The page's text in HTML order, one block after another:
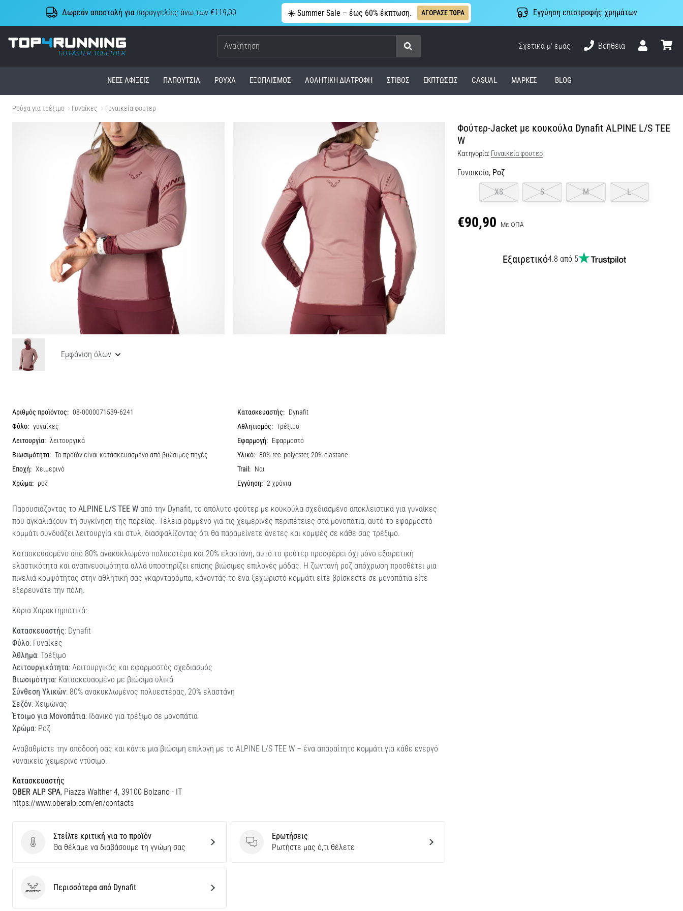
Δωρεάν αποστολή γιαπαραγγελίες άνω των €119,00 ☀️ Summer Sale – έως 60% έκπτωση. ΑΓΟΡΑΣΕ ΤΩΡΑ Εγγύηση επιστροφής χρημάτων
Top4Running.cy
Αναζήτηση
Σχετικά μ' εμάς
Βοήθεια
ΝΈΕΣ ΑΦΊΞΕΙΣ ΠΑΠΟΎΤΣΙΑ ΡΟΎΧΑ ΕΞΟΠΛΙΣΜΌΣ ΑΘΛΗΤΙΚΉ ΔΙΑΤΡΟΦΉ ΣΤΊΒΟΣ ΕΚΠΤΩΣΕΙΣ CASUAL ΜΆΡΚΕΣ BLOG
Ρούχα για τρέξιμο Γυναίκες Γυναικεία φουτερ
Φούτερ-Jacket με κουκούλα Dynafit ALPINE L/S TEE
W
Κατηγορία: Γυναικεία φουτερ
Γυναικεία, Ροζ
XS
S M L
€90,90 Με ΦΠΑ
Εξαιρετικό4.8 από 5
Εμφάνιση όλων
Αριθμός προϊόντος: 08-0000071539-6241 Κατασκευαστής: Dynafit
Φύλο: γυναίκες Αθλητισμός: Τρέξιμο
Λειτουργία: λειτουργικά Εφαρμογή: Εφαρμοστό
Βιωσιμότητα: Το προϊόν είναι κατασκευασμένο από βιώσιμες πηγές Υλικό: 80% rec. polyester, 20% elastane
Εποχή: Χειμερινό Trail: Ναι
Χρώμα: ροζ Εγγύηση: 2 χρόνια
Παρουσιάζοντας το ALPINE L/S TEE W από την Dynafit, το απόλυτο φούτερ με κουκούλα σχεδιασμένο αποκλειστικά για γυναίκες
που αγκαλιάζουν τη συγκίνηση της πορείας. Τέλεια ραμμένο για τις χειμερινές περιπέτειες στα μονοπάτια, αυτό το εφαρμοστό
κομμάτι συνδυάζει λειτουργία και στυλ, διασφαλίζοντας ότι θα παραμείνετε άνετες και κομψές σε κάθε σας τρέξιμο.
Κατασκευασμένο από 80% ανακυκλωμένο πολυεστέρα και 20% ελαστάνη, αυτό το φούτερ προσφέρει όχι μόνο εξαιρετική
ελαστικότητα και αναπνευσιμότητα αλλά υποστηρίζει επίσης βιώσιμες επιλογές μόδας. Η ζωντανή ροζ απόχρωση προσθέτει μια
πινελιά κομψότητας στην αθλητική σας γκαρνταρόμπα, κάνοντάς το ένα ξεχωριστό κομμάτι είτε βρίσκεστε σε μονοπάτια είτε
εξερευνάτε την πόλη.
Κύρια Χαρακτηριστικά:
Κατασκευαστής: Dynafit
Φύλο: Γυναίκες
Άθλημα: Τρέξιμο
Λειτουργικότητα: Λειτουργικός και εφαρμοστός σχεδιασμός
Βιωσιμότητα: Κατασκευασμένο με βιώσιμα υλικά
Σύνθεση Υλικών: 80% ανακυκλωμένος πολυεστέρας, 20% ελαστάνη
Σεζόν: Χειμώνας
Έτοιμο για Μονοπάτια: Ιδανικό για τρέξιμο σε μονοπάτια
Χρώμα: Ροζ
Αναβαθμίστε την απόδοσή σας και κάντε μια βιώσιμη επιλογή με το ALPINE L/S TEE W – ένα απαραίτητο κομμάτι για κάθε ενεργό
γυναικείο χειμερινό ντύσιμο.
Κατασκευαστής
OBER ALP SPA, Piazza Walther 4, 39100 Bolzano - IT
https://www.oberalp.com/en/contacts
Στείλτε κριτική για το προϊόν
Στείλτε κριτική για το προϊόν
Θα θέλαμε να διαβάσουμε τη γνώμη σας
Ερωτήσεις
Ερωτήσεις
Ρωτήστε μας ό,τι θέλετε
DynafitΠερισσότερα από Dynafit